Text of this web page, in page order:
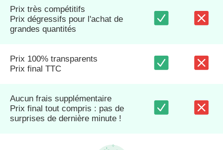
Prix très compétitifs
Prix dégressifs pour l'achat de
grandes quantités
Prix 100% transparents
Prix final TTC
Aucun frais supplémentaire
Prix final tout compris : pas de
surprises de dernière minute !